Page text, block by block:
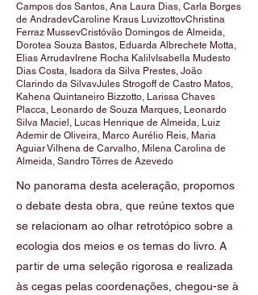
Campos dos Santos, Ana Laura Dias, Carla Borges
de AndradevCaroline Kraus LuvizottovChristina
Ferraz MussevCristóvão Domingos de Almeida,
Dorotea Souza Bastos, Eduarda Albrechete Motta,
Elias ArrudavIrene Rocha KalilvIsabella Mudesto
Dias Costa, Isadora da Silva Prestes, João
Clarindo da SilvavJules Strogoff de Castro Matos,
Kahena Quintaneiro Bizzotto, Larissa Chaves
Placca, Leonardo de Souza Marques, Leonardo
Silva Maciel, Lucas Henrique de Almeida, Luiz
Ademir de Oliveira, Marco Aurélio Reis, Maria
Aguiar Vilhena de Carvalho, Milena Carolina de
Almeida, Sandro Tôrres de Azevedo
No panorama desta aceleração, propomos
o debate desta obra, que reúne textos que
se relacionam ao olhar retrotópico sobre a
ecologia dos meios e os temas do livro. A
partir de uma seleção rigorosa e realizada
às cegas pelas coordenações, chegou-se à